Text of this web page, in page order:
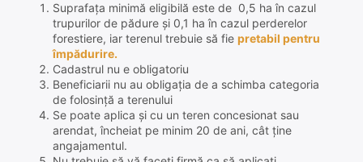
Suprafața minimă eligibilă este de 0,5 ha în cazul
trupurilor de pădure și 0,1 ha în cazul perderelor
forestiere, iar terenul trebuie să fie pretabil pentru
împădurire.
Cadastrul nu e obligatoriu
Beneficiarii nu au obligaţia de a schimba categoria
de folosinţă a terenului
Se poate aplica și cu un teren concesionat sau
arendat, încheiat pe minim 20 de ani, cât ține
angajamentul.